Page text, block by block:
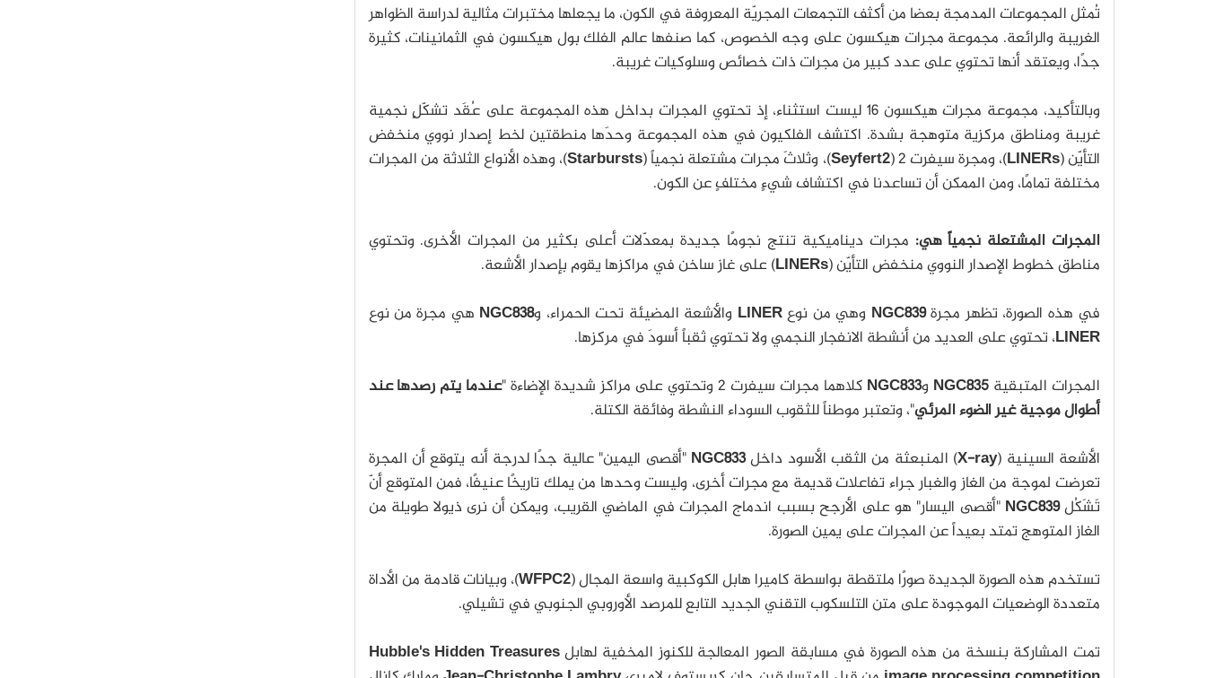
تُمثل المجموعات المدمجة بعضا من أكثف التجمعات المجريّة المعروفة في الكون، ما يجعلها مختبرات مثالية لدراسة الظواهر
الغريبة والرائعة. مجموعة مجرات هيكسون على وجه الخصوص، كما صنفها عالم الفلك بول هيكسون في الثمانينات، كثيرة
جدًا، ويعتقد أنها تحتوي على عدد كبير من مجرات ذات خصائص وسلوكيات غريبة.
وبالتأكيد، مجموعة مجرات هيكسون 16 ليست استثناء، إذ تحتوي المجرات بداخل هذه المجموعة على عُقَد تشكّلٍ نجمية
غريبة ومناطق مركزية متوهجة بشدة. اكتشف الفلكيون في هذه المجموعة وحدَها منطقتين لخط إصدار نووي منخفض
التأيّن (LINERs)، ومجرة سيفرت 2 ( Seyfert2)، وثلاثَ مجرات مشتعلة نجمياً (Starbursts)، وهذه الأنواع الثلاثة من المجرات
مختلفة تمامًا، ومن الممكن أن تساعدنا في اكتشاف شيءٍ مختلفٍ عن الكون.
المجرات المشتعلة نجمياً هي: مجرات ديناميكية تنتج نجومًا جديدة بمعدّلات أعلى بكثير من المجرات الأخرى. وتحتوي
مناطق خطوط الإصدار النووي منخفض التأيّن (LINERs) على غاز ساخن في مراكزها يقوم بإصدار الأشعة.
في هذه الصورة، تظهر مجرةNGC839 وهي من نوعLINER والأشعة المضيئة تحت الحمراء، وNGC838 هي مجرة من نوع
LINER، تحتوي على العديد من أنشطة الانفجار النجمي ولا تحتوي ثقباً أسودَ في مركزها.
المجرات المتبقية
وNGC833 كلاهما مجرات سيفرت 2 وتحتوي على مراكز شديدة الإضاءة "
عندما يتم رصدها عند
أطوال موجية غير الضوء المرئي"، وتعتبر موطناً للثقوب السوداء النشطة وفائقة الكتلة.
الأشعة السينية (X-ray) المنبعثة من الثقب الأسود داخلNGC833 "أقصى اليمين" عالية جدًا لدرجة أنه يتوقع أن المجرة
تعرضت لموجة من الغاز والغبار جراء تفاعلات قديمة مع مجرات أخرى، وليست وحدها من يملك تاريخًا عنيفًا، فمن المتوقع أنّ
تَشَكُلNGC839 "أقصى اليسار" هو على الأرجح بسبب اندماج المجرات في الماضي القريب، ويمكن أن نرى ذيولا طويلة من
الغاز المتوهج تمتد بعيداً عن المجرات على يمين الصورة.
تستخدم هذه الصورة الجديدة صورًا ملتقطة بواسطة كاميرا هابل الكوكبية واسعة المجال (WFPC2)، وبيانات قادمة من الأداة
متعددة الوضعيات الموجودة على متن التلسكوب التقني الجديد التابع للمرصد الأوروبي الجنوبي في تشيلي.
تمت المشاركة بنسخة من هذه الصورة في مسابقة الصور المعالجة للكنوز المخفية لهابلHubble's Hidden Treasures